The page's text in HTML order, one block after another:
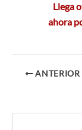
Llega
ahora
ANTERIOR